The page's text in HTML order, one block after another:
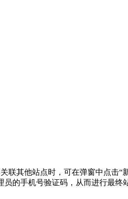
其他站点时，可在弹窗中点击
的手机号验证码，从而进行最终